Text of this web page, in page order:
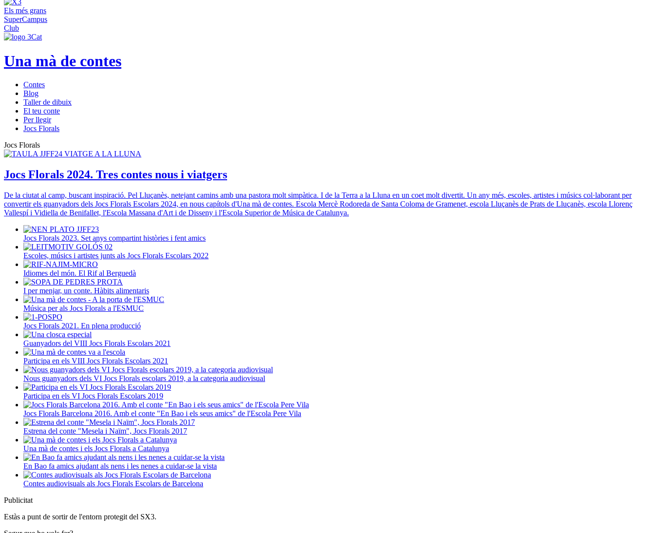
Els més grans
SuperCampus
Club
Una mà de contes
Contes
Blog
Taller de dibuix
El teu conte
Per llegir
Jocs Florals
Jocs Florals
Jocs Florals 2024. Tres contes nous i viatgers
De la ciutat al camp, buscant inspiració. Pel Lluçanès, netejant camins amb una pastora molt simpàtica. I de la Terra a la Lluna en un coet molt divertit. Un any més, escoles, artistes i músics col·laborant per
convertir els guanyadors dels Jocs Florals Escolars 2024, en nous capítols d'Una mà de contes. Escola Mercè Rodoreda de Santa Coloma de Gramenet, escola Lluçanès de Prats de Lluçanès, escola Llorenç
Vallespí i Vidiella de Benifallet, l'Escola Massana d'Art i de Disseny i l'Escola Superior de Música de Catalunya.
Jocs Florals 2023. Set anys compartint històries i fent amics
Escoles, músics i artistes junts als Jocs Florals Escolars 2022
Idiomes del món. El Rif al Berguedà
I per menjar, un conte. Hàbits alimentaris
Música per als Jocs Florals a l'ESMUC
Jocs Florals 2021. En plena producció
Guanyadors del VIII Jocs Florals Escolars 2021
Participa en els VIII Jocs Florals Escolars 2021
Nous guanyadors dels VI Jocs Florals escolars 2019, a la categoria audiovisual
Participa en els VI Jocs Florals Escolars 2019
Jocs Florals Barcelona 2016. Amb el conte "En Bao i els seus amics" de l'Escola Pere Vila
Estrena del conte "Mesela i Naïm", Jocs Florals 2017
Una mà de contes i els Jocs Florals a Catalunya
En Bao fa amics ajudant als nens i les nenes a cuidar-se la vista
Contes audiovisuals als Jocs Florals Escolars de Barcelona
Publicitat
Estàs a punt de sortir de l'entorn protegit del SX3.